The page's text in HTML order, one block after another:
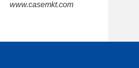
www.casemkt.com